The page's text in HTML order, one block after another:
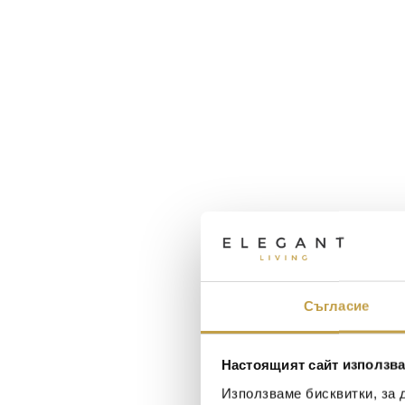
Съгласие
Настоящият сайт
Използваме бисквитки,
Георги Питов